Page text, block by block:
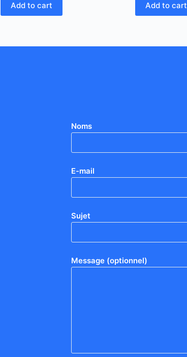
Add to cart Add to cart
Noms
E-mail
Sujet
Message (optionnel)